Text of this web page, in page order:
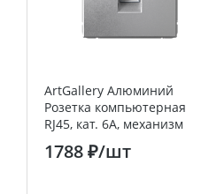
ArtGallery Алюминий
Розетка компьютерная
RJ45, кат. 6A, механизм
Systeme Electric (Schneider
Electric)
1788 ₽/шт